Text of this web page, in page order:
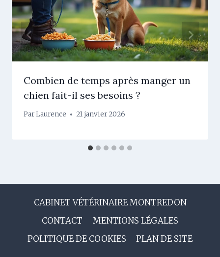
Combien de temps après manger un
chien fait-il ses besoins ?
ParLaurence 21 janvier 2026
CABINET VÉTÉRINAIRE MONTREDON
CONTACT
MENTIONS LÉGALES
POLITIQUE DE COOKIES
PLAN DE SITE